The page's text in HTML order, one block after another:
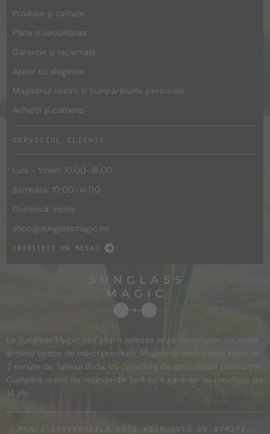
Produse și calitate
Plata și securitatea
Garanție și reclamații
Ajutor cu alegerea
Magazinul nostru și cumpărăturile personale
Achiziții și comenzi
SERVICIUL CLIENȚI
Luni - Vineri: 10:00-18:00
Sâmbătă: 10:00-14:00
Duminică: închis
shop@sunglassmagic.hu
TRIMITEȚI UN MESAJ
La Sunglass Magic, veți găsi o selecție largă de ochelari de soare
și rame optice de mărci premium. Magazinul nostru este situat la
2 minute de Tunelul Buda, cu consiliere de specialitate pentru toți.
Cumpără online de oriunde din țară cu o garanție de returnare de
14 zile.
PLATA CONVENABILĂ ESTE ASIGURATĂ DE STRIPE,